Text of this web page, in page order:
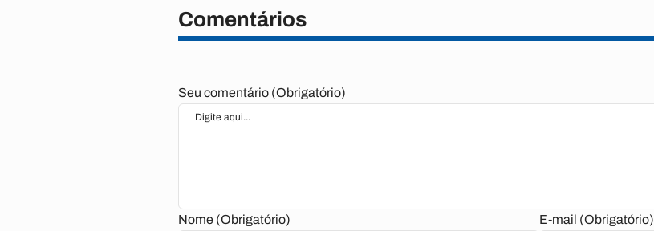
Comentários
Seu comentário (Obrigatório)
Nome (Obrigatório) E-mail (Obrigatório)